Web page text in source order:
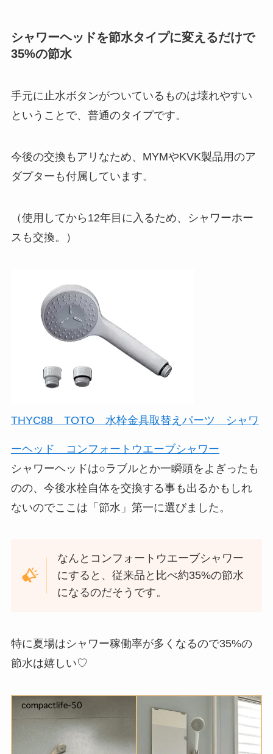
シャワーヘッドを節水タイプに変えるだけで
35%の節水
手元に止水ボタンがついているものは壊れやすい
ということで、普通のタイプです。
今後の交換もアリなため、MYMやKVK製品用のア
ダプターも付属しています。
（使用してから12年目に入るため、シャワーホー
スも交換。）
THYC88 TOTO 水栓金具取替えパーツ シャワ
ーヘッド コンフォートウエーブシャワー
シャワーヘッドは○ラブルとか一瞬頭をよぎったも
のの、今後水栓自体を交換する事も出るかもしれ
ないのでここは「節水」第一に選びました。
なんとコンフォートウエーブシャワー
にすると、従来品と比べ約35%の節水
になるのだそうです。
特に夏場はシャワー稼働率が多くなるので35%の
節水は嬉しい♡